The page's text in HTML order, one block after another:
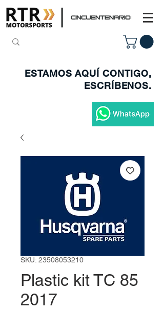
ESTAMOS AQUÍ CONTIGO,
ESCRÍBENOS.
SKU: 23508053210
Plastic kit TC 85
2017